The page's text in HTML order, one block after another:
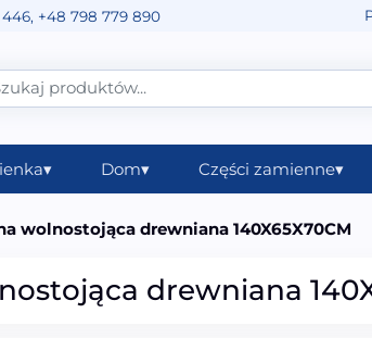
446, +48 798 779 890
▾ Dom▾ Części zamienne▾
wolnostojąca drewniana 140X65X70CM
drewniana